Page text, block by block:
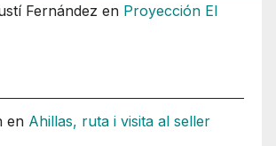
Fernández en Proyección El
en Ahillas, ruta i visita al seller